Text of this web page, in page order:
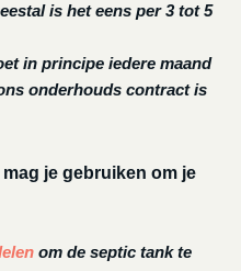
is het eens per 3 tot 5
in principe iedere maand
onderhouds contract is
je gebruiken om je
om de septic tank te